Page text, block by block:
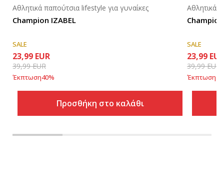
Champion IZABEL
Αθλητικά παπούτσια lifestyle για γυναίκες
SALE
23,99 EUR
39,99EUR
Έκπτωση40%
Προσθήκη στο καλάθι
Αθλητικά
SALE
23,99 EUR
39,99EUR
Έκπτωση